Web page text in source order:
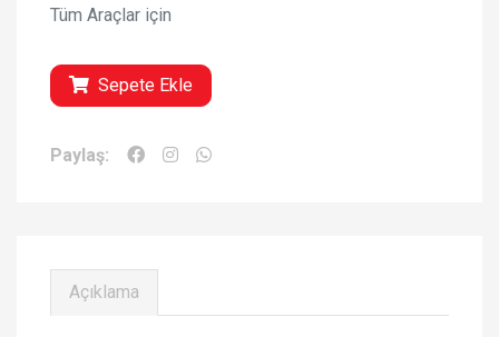
Tüm Araçlar için
Sepete Ekle
Paylaş:
Açıklama